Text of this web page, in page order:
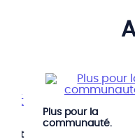
Plus pour la
communauté.